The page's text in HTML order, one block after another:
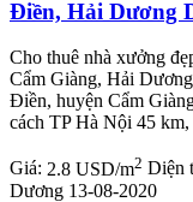
Điền, Hải Dương
Cho thuê nhà xưởng
Cẩm Giàng, Hải
Điền, huyện Cẩm
cách TP Hà Nội 45
Giá: 2.8 USD/m2 Diện
Dương 13-08-2020